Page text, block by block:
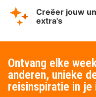
Creëer jouw
extra's
Ontvang elke
anderen, unieke
reisinspiratie in je